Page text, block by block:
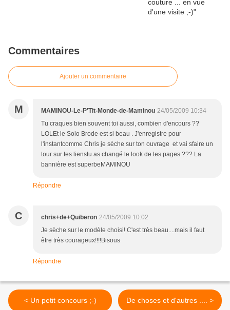
Commentaires
Ajouter un commentaire
M MAMINOU-Le-P'Tit-Monde-de-Maminou 24/05/2009 10:34
Tu craques bien souvent toi aussi, combien d'encours ??
LOLEt le Solo Brode est si beau . J'enregistre pour
l'instantcomme Chris je sèche sur ton ouvrage et vai sfaire un
tour sur tes lienstu as changé le look de tes pages ??? La
bannière est superbeMAMINOU
Répondre
C chris+de+Quiberon 24/05/2009 10:02
Je sèche sur le modèle choisi! C'est très beau....mais il faut
être très courageux!!!!Bisous
Répondre
< Un petit concours ;-) De choses et d'autres .... >